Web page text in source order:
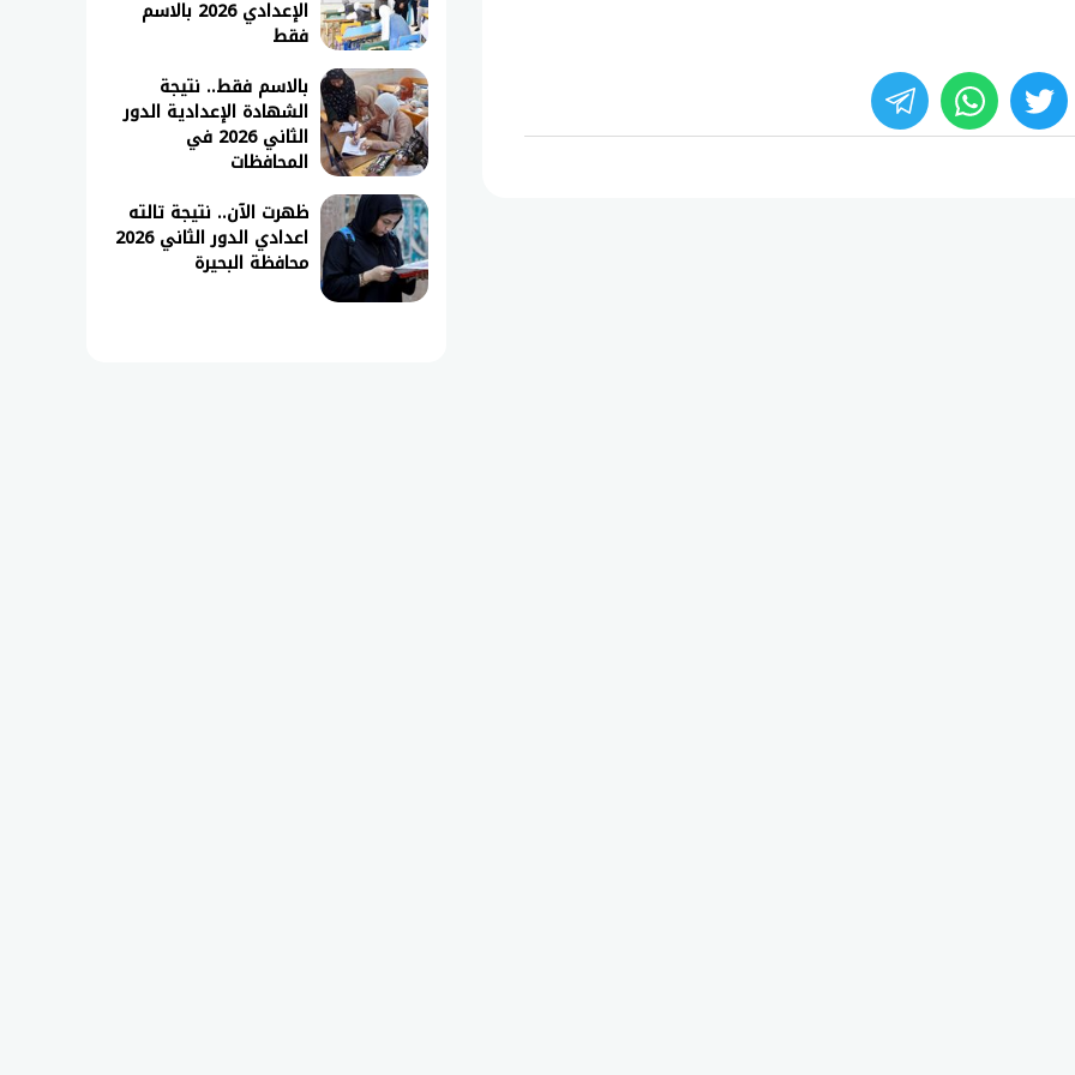
twitter
whats
الإعدادي 2026 بالاسم
فقط
بالاسم فقط.. نتيجة
الشهادة الإعدادية الدور
الثاني 2026 في
المحافظات
ظهرت الآن.. نتيجة تالته
اعدادي الدور الثاني 2026
محافظة البحيرة